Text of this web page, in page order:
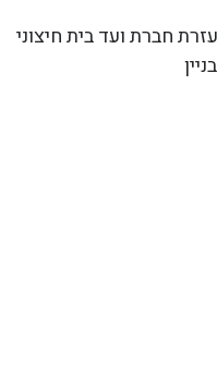
חברת ועד בית חיצוני